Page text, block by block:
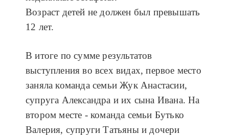
Возраст детей не должен был превышать
12 лет.
В итоге по сумме результатов
выступления во всех видах, первое место
заняла команда семьи Жук Анастасии,
супруга Александра и их сына Ивана. На
втором месте - команда семьи Бутько
Валерия, супруги Татьяны и дочери